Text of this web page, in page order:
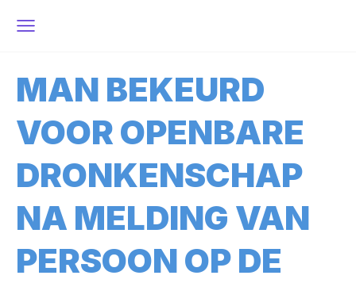
MAN BEKEURD
VOOR OPENBARE
DRONKENSCHAP
NA MELDING VAN
PERSOON OP DE